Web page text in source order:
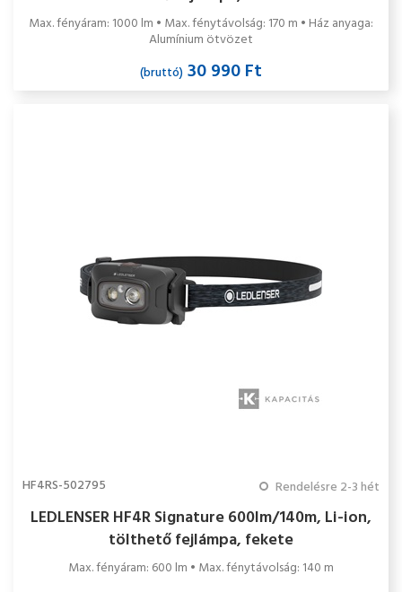
Max. fényáram: 1000 lm • Max. fénytávolság: 170 m • Ház anyaga:
Alumínium ötvözet
(bruttó) 30 990 Ft
HF4RS-502795 Rendelésre 2-3 hét
LEDLENSER HF4R Signature 600lm/140m, Li-ion,
tölthető fejlámpa, fekete
Max. fényáram: 600 lm • Max. fénytávolság: 140 m